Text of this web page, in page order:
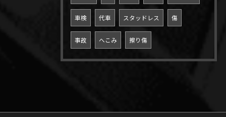
車検 代車 スタッドレス 傷
事故 へこみ 擦り傷